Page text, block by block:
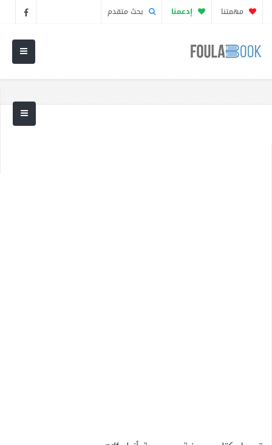
مهمتنا إدعمنا بحث متقدم